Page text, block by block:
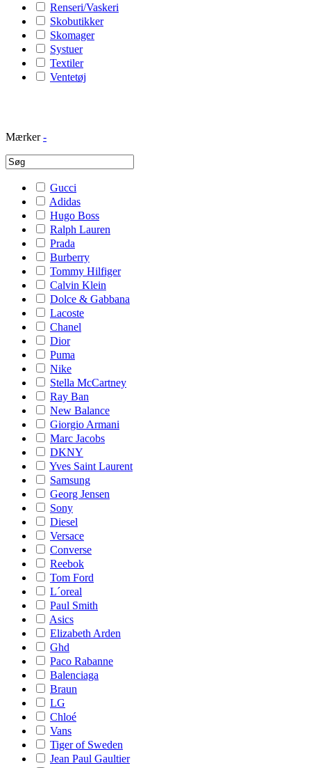
Renseri/Vaskeri
Skobutikker
Skomager
Systuer
Textiler
Ventetøj
Mærker -
Gucci
Adidas
Hugo Boss
Ralph Lauren
Prada
Burberry
Tommy Hilfiger
Calvin Klein
Dolce & Gabbana
Lacoste
Chanel
Dior
Puma
Nike
Stella McCartney
Ray Ban
New Balance
Giorgio Armani
Marc Jacobs
DKNY
Yves Saint Laurent
Samsung
Georg Jensen
Sony
Diesel
Versace
Converse
Reebok
Tom Ford
L´oreal
Paul Smith
Asics
Elizabeth Arden
Ghd
Paco Rabanne
Balenciaga
Braun
LG
Chloé
Vans
Tiger of Sweden
Jean Paul Gaultier